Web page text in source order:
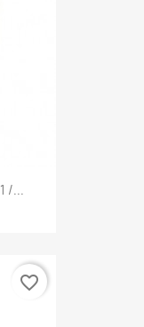
/...
favorite_border